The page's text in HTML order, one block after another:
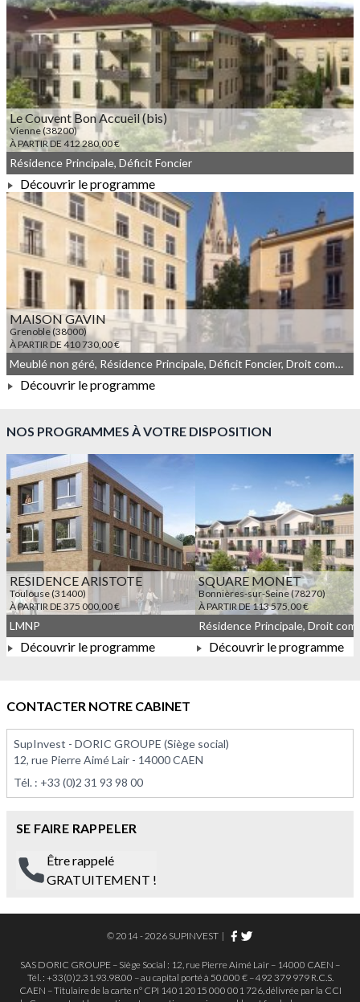
À PARTIR DE 200 159,00 €
Le Couvent Bon Accueil (bis)
Vienne (38200)
À PARTIR DE 412 280,00 €
À PARTIR DE 412 280,00 €
Résidence Principale, Déficit Foncier
Découvrir le programme
MAISON GAVIN
Grenoble (38000)
À PARTIR DE 410 730,00 €
À PARTIR DE 410 730,00 €
Meublé non géré, Résidence Principale, Déficit Foncier, Droit commun
Découvrir le programme
NOS PROGRAMMES À VOTRE DISPOSITION
RESIDENCE ARISTOTE
Toulouse (31400)
À PARTIR DE 375 000,00 €
À PARTIR DE 375 000,00 €
LMNP
Découvrir le programme
SQUARE MONET
Bonnières-sur-Seine (78270)
À PARTIR DE 113 575,00 €
Découvrir le programme
CONTACTER NOTRE CABINET
SupInvest - DORIC GROUPE (Siège social)
12, rue Pierre Aimé Lair - 14000 CAEN
Tél. : +33 (0)2 31 93 98 00
SE FAIRE RAPPELER
Être rappelé
GRATUITEMENT !
© 2014 - 2026 SUPINVEST |
SAS DORIC GROUPE – Siège Social : 12, rue Pierre Aimé Lair – 14000 CAEN –
Tél. : +33(0)2.31.93.98.00 – au capital porté à 50.000 € – 492 379 979 R.C.S.
CAEN – Titulaire de la carte n° CPI 1401 2015 000 001 726, délivrée par la CCI